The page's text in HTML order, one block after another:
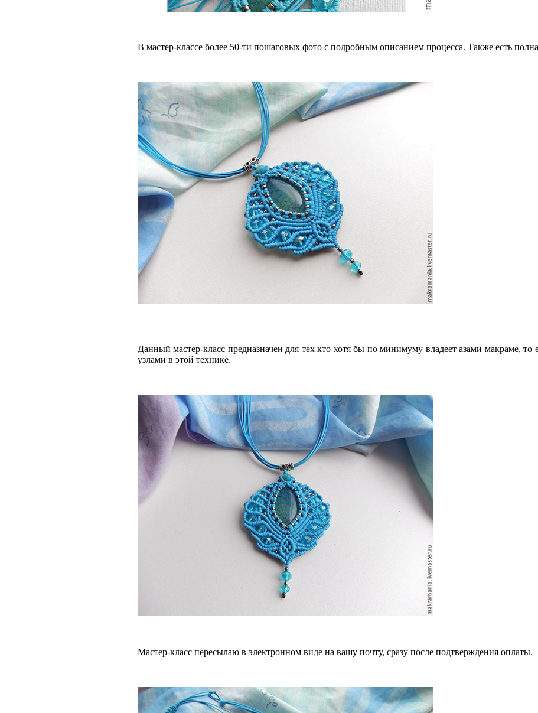
В мастер-классе более 50-ти пошаговых фото с подробным описанием процесса. Также есть
Данный мастер-класс предназначен для тех кто хотя бы по минимуму владеет азами макраме, то
узлами в этой технике.
Мастер-класс пересылаю в электронном виде на вашу почту, сразу после подтверждения оплаты.